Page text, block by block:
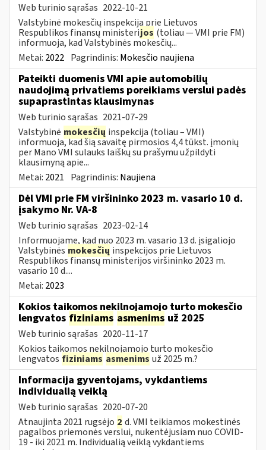
Web turinio sąrašas 2022-10-21
Valstybinė mokesčių inspekcija prie Lietuvos
Respublikos finansų ministerijos (toliau ― VMI prie FM)
informuoja, kad Valstybinės mokesčių...
Metai: 2022 Pagrindinis: Mokesčio naujiena
Pateikti duomenis VMI apie automobilių
naudojimą privatiems poreikiams verslui padės
supaprastintas klausimynas
Web turinio sąrašas 2021-07-29
Valstybinė mokesčių inspekcija (toliau – VMI)
informuoja, kad šią savaitę pirmosios 4,4 tūkst. įmonių
per Mano VMI sulauks laiškų su prašymu užpildyti
klausimyną apie...
Metai: 2021 Pagrindinis: Naujiena
Dėl VMI prie FM viršininko 2023 m. vasario 10 d.
įsakymo Nr. VA-8
Web turinio sąrašas 2023-02-14
Informuojame, kad nuo 2023 m. vasario 13 d. įsigaliojo
Valstybinės mokesčių inspekcijos prie Lietuvos
Respublikos finansų ministerijos viršininko 2023 m.
vasario 10 d....
Metai: 2023
Kokios taikomos nekilnojamojo turto mokesčio
lengvatos fiziniams asmenims už 2025
Web turinio sąrašas 2020-11-17
Kokios taikomos nekilnojamojo turto mokesčio
lengvatos fiziniams asmenims už 2025 m.?
Informacija gyventojams, vykdantiems
individualią veiklą
Web turinio sąrašas 2020-07-20
Atnaujinta 2021 rugsėjo 2 d. VMI teikiamos mokestinės
pagalbos priemonės verslui, nukentėjusiam nuo COVID-
19 - iki 2021 m. Individualią veiklą vykdantiems